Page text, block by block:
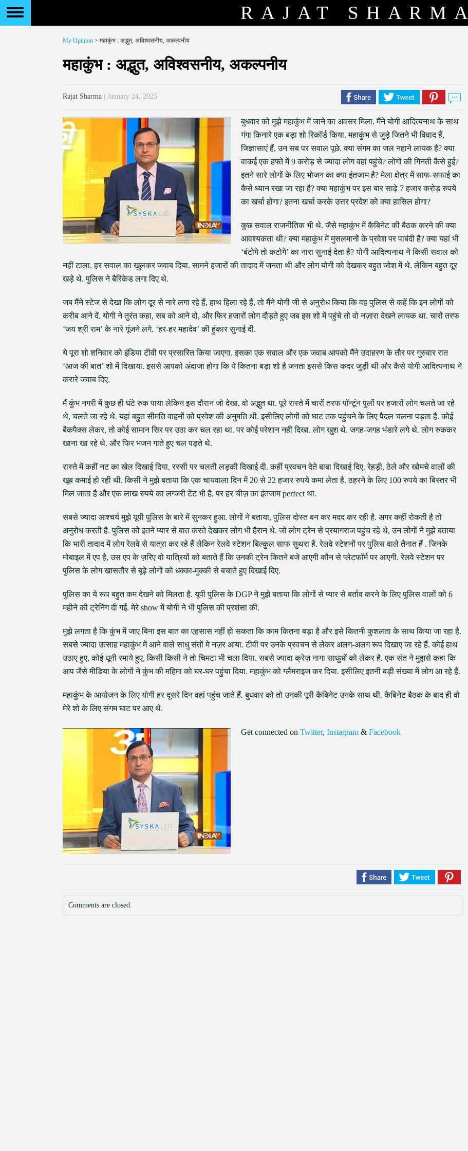
RAJAT SHARMA
My Opinion > महाकुंभ : अद्भुत, अविश्वसनीय, अकल्पनीय
महाकुंभ : अद्भुत, अविश्वसनीय, अकल्पनीय
Rajat Sharma | January 24, 2025
बुधवार को मुझे महाकुंभ में जाने का अवसर मिला. मैंने योगी आदित्यनाथ के साथ
गंगा किनारे एक बड़ा शो रिकॉर्ड किया. महाकुंभ से जुड़े जितने भी विवाद हैं,
जिज्ञासाएं हैं, उन सब पर सवाल पूछे. क्या संगम का जल नहाने लायक है? क्या
वाकई एक हफ्ते में 9 करोड़ से ज्यादा लोग वहां पहुंचे? लोगों की गिनती कैसे हुई?
इतने सारे लोगों के लिए भोजन का क्या इंतजाम है? मेला क्षेत्र में साफ-सफाई का
कैसे ध्यान रखा जा रहा है? क्या महाकुंभ पर इस बार साढ़े 7 हजार करोड़ रुपये
का खर्चा होगा? इतना खर्चा करके उत्तर प्रदेश को क्या हासिल होगा?
कुछ सवाल राजनीतिक भी थे. जैसे महाकुंभ में कैबिनेट की बैठक करने की क्या
आवश्यकता थी? क्या महाकुंभ में मुसलमानों के प्रवेश पर पाबंदी है? क्या यहां भी
‘बंटोगे तो कटोगे’ का नारा सुनाई देता है? योगी आदित्यनाथ ने किसी सवाल को
नहीं टाला. हर सवाल का खुलकर जवाब दिया. सामने हजारों की तादाद में जनता थी और लोग योगी को देखकर बहुत जोश में थे. लेकिन बहुत दूर
खड़े थे. पुलिस ने बैरिकेड लगा दिए थे.
जब मैंने स्टेज से देखा कि लोग दूर से नारे लगा रहे हैं, हाथ हिला रहे हैं, तो मैंने योगी जी से अनुरोध किया कि वह पुलिस से कहें कि इन लोगों को
करीब आने दें. योगी ने तुरंत कहा, सब को आने दो, और फिर हजारों लोग दौड़ते हुए जब इस शो में पहुंचे तो वो नज़ारा देखने लायक था. चारों तरफ
‘जय श्री राम’ के नारे गूंजने लगे. ‘हर-हर महादेव’ की हुंकार सुनाई दी.
ये पूरा शो शनिवार को इंडिया टीवी पर प्रसारित किया जाएगा. इसका एक सवाल और एक जवाब आपको मैंने उदाहरण के तौर पर गुरुवार रात
‘आज की बात’ शो में दिखाया. इससे आपको अंदाजा होगा कि ये कितना बड़ा शो है जनता इससे किस कदर जुड़ी थी और कैसे योगी आदित्यनाथ ने
करारे जवाब दिए.
मैं कुंभ नगरी में कुछ ही घंटे रुक पाया लेकिन इस दौरान जो देखा, वो अद्भुत था. पूरे रास्ते में चारों तरफ पॉन्टूंन पुलों पर हजारों लोग चलते जा रहे
थे, चलते जा रहे थे. यहां बहुत सीमति वाहनों को प्रवेश की अनुमति थी. इसीलिए लोगों को घाट तक पहुंचने के लिए पैदल चलना पड़ता है. कोई
बैकपैक्स लेकर, तो कोई सामान सिर पर उठा कर चल रहा था. पर कोई परेशान नहीं दिखा. लोग खुश थे. जगह-जगह भंडारे लगे थे. लोग रुककर
खाना खा रहे थे. और फिर भजन गाते हुए चल पड़ते थे.
रास्ते में कहीं नट का खेल दिखाई दिया, रस्सी पर चलती लड़की दिखाई दी. कहीं प्रवचन देते बाबा दिखाई दिए. रेहड़ी, ठेले और खोमचे वालों की
खूब कमाई हो रही थी. किसी ने मुझे बताया कि एक चायवाला दिन में 20 से 22 हजार रुपये कमा लेता है. ठहरने के लिए 100 रुपये का बिस्तर भी
मिल जाता है और एक लाख रुपये का लग्जरी टेंट भी है, पर हर चीज़ का इंतजाम perfect था.
सबसे ज्यादा आश्चर्य मुझे यूपी पुलिस के बारे में सुनकर हुआ. लोगों ने बताया, पुलिस दोस्त बन कर मदद कर रही है. अगर कहीं रोकती है तो
अनुरोध करती है. पुलिस को इतने प्यार से बात करते देखकर लोग भी हैरान थे. जो लोग ट्रेन से प्रयागराज पहुंच रहे थे, उन लोगों ने मुझे बताया
कि भारी तादाद में लोग रेलवे से यात्रा कर रहे हैं लेकिन रेलवे स्टेशन बिल्कुल साफ सुथरा है. रेलवे स्टेशनों पर पुलिस वाले तैनात हैं . जिनके
मोबाइल में एप है, उस एप के ज़रिए वो यात्रियों को बताते हैं कि उनकी ट्रेन कितने बजे आएगी कौन से प्लेटफॉर्म पर आएगी. रेलवे स्टेशन पर
पुलिस के लोग खासतौर से बूढ़े लोगों को धक्का-मुक्की से बचाते हुए दिखाई दिए.
पुलिस का ये रूप बहुत कम देखने को मिलता है. यूपी पुलिस के DGP ने मुझे बताया कि लोगों से प्यार से बर्ताव करने के लिए पुलिस वालों को 6
महीने की ट्रेनिंग दी गई. मेरे show में योगी ने भी पुलिस की प्रशंसा की.
मुझे लगता है कि कुंभ में जाए बिना इस बात का एहसास नहीं हो सकता कि काम कितना बड़ा है और इसे कितनी कुशलता के साथ किया जा रहा है.
सबसे ज्यादा उत्साह महाकुंभ में आने वाले साधु संतों मे नज़र आया. टीवी पर उनके प्रवचन से लेकर अलग-अलग रूप दिखाए जा रहे हैं. कोई हाथ
उठाए हुए, कोई धूनी रमाये हुए, किसी किसी ने तो चिमटा भी चला दिया. सबसे ज्यादा क्रेज़ नागा साधुओं को लेकर है. एक संत ने मुझसे कहा कि
आप जैसे मीडिया के लोगों ने कुंभ की महिमा को घर-घर पहुंचा दिया. महाकुंभ को ग्लैमराइज कर दिया. इसीलिए इतनी बड़ी संख्या में लोग आ रहे हैं.
महाकुंभ के आयोजन के लिए योगी हर दूसरे दिन वहां पहुंच जाते हैं. बुधवार को तो उनकी पूरी कैबिनेट उनके साथ थी. कैबिनेट बैठक के बाद ही वो
मेरे शो के लिए संगम घाट पर आए थे.
Get connected on Twitter, Instagram & Facebook
Comments are closed.